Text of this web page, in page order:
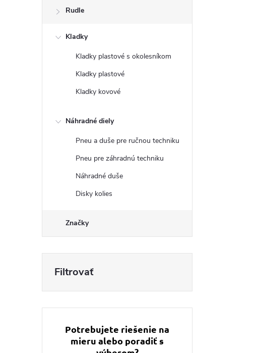
Rudle
Kladky
Kladky plastové s okolesníkom
Kladky plastové
Kladky kovové
Náhradné diely
Pneu a duše pre ručnou techniku
Pneu pre záhradnú techniku
Náhradné duše
Disky kolies
Značky
Potrebujete riešenie na
mieru alebo poradiť s